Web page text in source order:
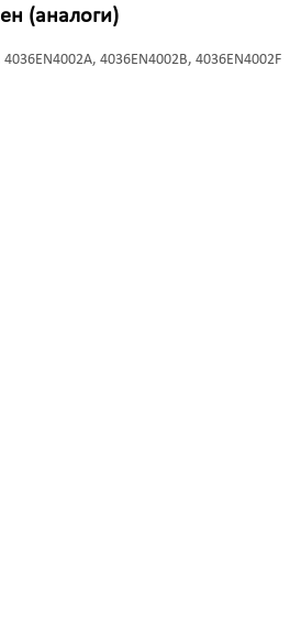
(аналоги)
4036EN4002A, 4036EN4002B, 4036EN4002F